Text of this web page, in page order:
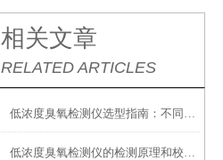
相关文章
RELATED ARTICLES
低浓度臭氧检测仪选型指南：不同场景适配技巧详解
低浓度臭氧检测仪的检测原理和校准方法